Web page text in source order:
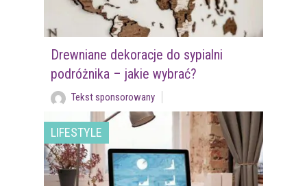
Drewniane dekoracje do sypialni
podróżnika – jakie wybrać?
Tekst sponsorowany
LIFESTYLE